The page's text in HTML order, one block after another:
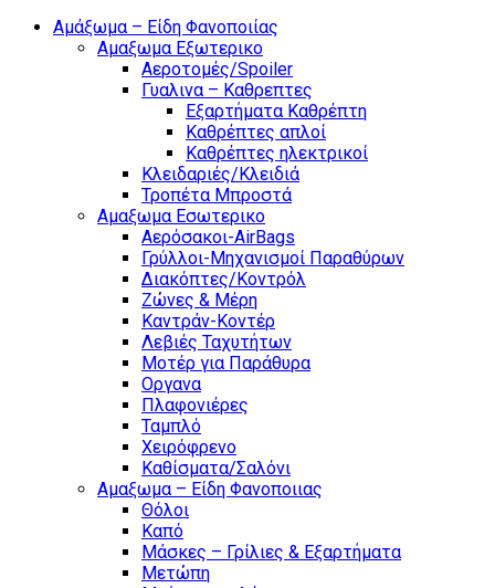
Αμάξωμα – Είδη Φανοποιίας
Αμαξωμα Εξωτερικο
Αεροτομές/Spoiler
Γυαλινα – Καθρεπτες
Εξαρτήματα Καθρέπτη
Καθρέπτες απλοί
Καθρέπτες ηλεκτρικοί
Κλειδαριές/Κλειδιά
Τροπέτα Μπροστά
Αμαξωμα Εσωτερικο
Αερόσακοι-AirBags
Γρύλλοι-Μηχανισμοί Παραθύρων
Διακόπτες/Κοντρόλ
Ζώνες & Μέρη
Καντράν-Κοντέρ
Λεβιές Ταχυτήτων
Μοτέρ για Παράθυρα
Οργανα
Πλαφονιέρες
Ταμπλό
Χειρόφρενο
Καθίσματα/Σαλόνι
Αμαξωμα – Είδη Φανοποιιας
Θόλοι
Καπό
Μάσκες – Γρίλιες & Εξαρτήματα
Μετώπη